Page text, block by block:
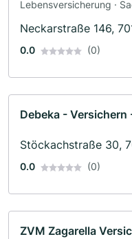
Lebensversicherung ·
Neckarstraße 146,
0.0 (0)
Debeka - Versichern
Stöckachstraße 30,
0.0 (0)
ZVM Zagarella